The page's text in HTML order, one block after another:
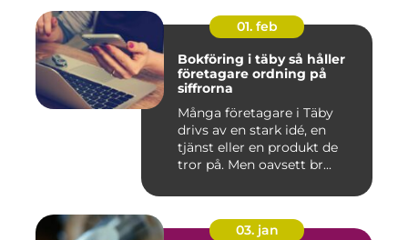
01. feb
Bokföring i täby så håller
företagare ordning på
siffrorna
Många företagare i Täby
drivs av en stark idé, en
tjänst eller en produkt de
tror på. Men oavsett br...
03. jan